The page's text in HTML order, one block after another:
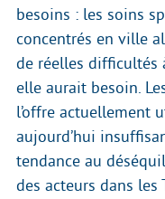
besoins : les soins
concentrés en ville
de réelles difficultés
elle aurait besoin.
l’offre actuellement
aujourd’hui
tendance au
des acteurs dans